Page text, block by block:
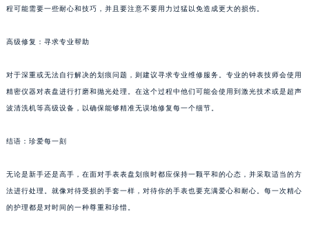
程可能需要一些耐心和技巧，并且要注意不要用力过猛以免造成更大的损伤。
高级修复：寻求专业帮助
对于深重或无法自行解决的划痕问题，则建议寻求专业维修服务。专业的钟表技师会使用
精密仪器对表盘进行打磨和抛光处理。在这个过程中他们可能会使用到激光技术或是超声
波清洗机等高级设备，以确保能够精准无误地修复每一个细节。
结语：珍爱每一刻
无论是新手还是高手，在面对手表表盘划痕时都应保持一颗平和的心态，并采取适当的方
法进行处理。就像对待受损的手套一样，对待你的手表也要充满爱心和耐心。每一次精心
的护理都是对时间的一种尊重和珍惜。